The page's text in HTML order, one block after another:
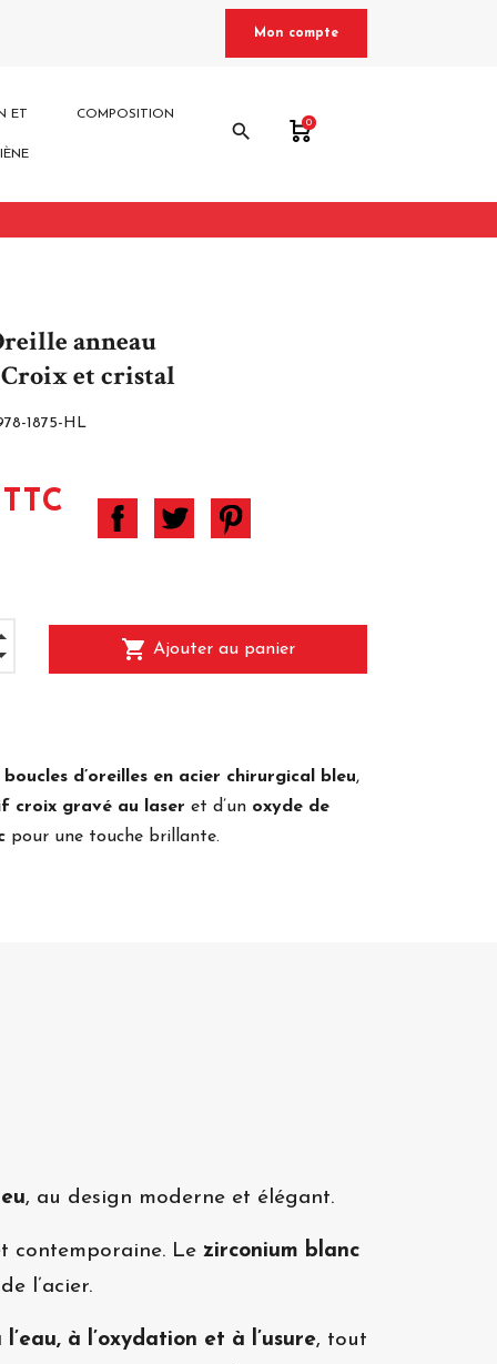
Mon compte
ET COMPOSITION
search 0
anneau
et cristal
1875-HL
shopping_cart Ajouter au panier
d’oreilles en acier chirurgical bleu,
croix gravé au laser et d’un oxyde de
pour une touche brillante.
, au design moderne et élégant.
contemporaine. Le zirconium blanc
l’acier.
à l’oxydation et à l’usure, tout